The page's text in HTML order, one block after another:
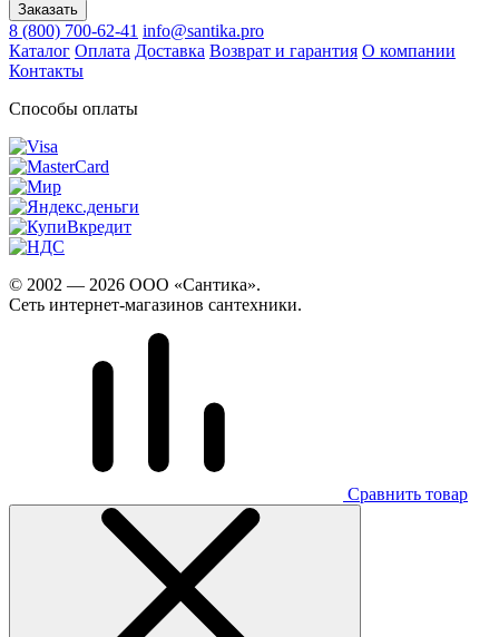
Заказать
8 (800) 700-62-41 info@santika.pro
Каталог Оплата Доставка Возврат и гарантия О компании
Контакты
Способы оплаты
© 2002 — 2026 ООО «Сантика».
Сеть интернет-магазинов сантехники.
Сравнить товар